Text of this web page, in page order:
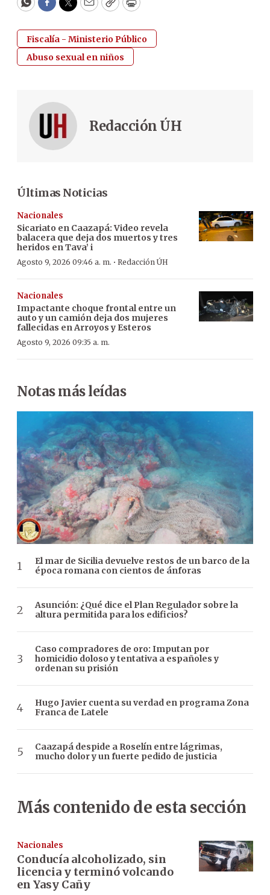
WhatsApp
Facebook
Twitter
EmailCopyPrint
Fiscalía - Ministerio Público
Abuso sexual en niños
Redacción ÚH
Últimas Noticias
Nacionales
Sicariato en Caazapá: Video revela
balacera que deja dos muertos y tres
heridos en Tava’ i
Agosto 9, 2026 09:46 a. m. · Redacción ÚH
Nacionales
Impactante choque frontal entre un
auto y un camión deja dos mujeres
fallecidas en Arroyos y Esteros
Agosto 9, 2026 09:35 a. m.
Notas más leídas
El mar de Sicilia devuelve restos de un barco de la
época romana con cientos de ánforas
Asunción: ¿Qué dice el Plan Regulador sobre la
altura permitida para los edificios?
Caso compradores de oro: Imputan por
homicidio doloso y tentativa a españoles y
ordenan su prisión
Hugo Javier cuenta su verdad en programa Zona
Franca de Latele
Caazapá despide a Roselín entre lágrimas,
mucho dolor y un fuerte pedido de justicia
Más contenido de esta sección
Nacionales
Conducía alcoholizado, sin
licencia y terminó volcando
en Yasy Cañy